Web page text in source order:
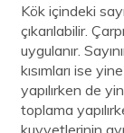
Kök içindeki
çıkarılabilir.
uygulanır.
kısımları ise
yapılırken de
toplama
kuvvetlerinin